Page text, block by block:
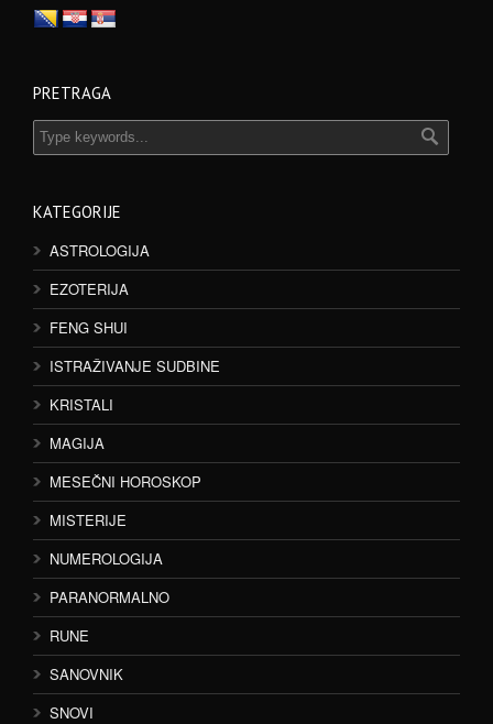
PRETRAGA
KATEGORIJE
ASTROLOGIJA
EZOTERIJA
FENG SHUI
ISTRAŽIVANJE SUDBINE
KRISTALI
MAGIJA
MESEČNI HOROSKOP
MISTERIJE
NUMEROLOGIJA
PARANORMALNO
RUNE
SANOVNIK
SNOVI